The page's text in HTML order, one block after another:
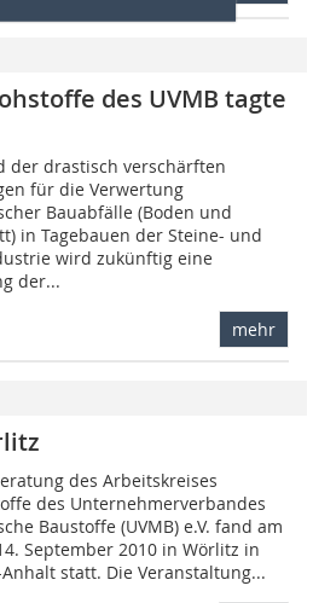
des UVMB tagte
der drastisch verschärften
für die Verwertung
Bauabfälle (Boden und
in Tagebauen der Steine- und
wird zukünftig eine
der...
mehr
des Arbeitskreises
des Unternehmerverbandes
Baustoffe (UVMB) e.V. fand am
September 2010 in Wörlitz in
Anhalt statt. Die Veranstaltung...